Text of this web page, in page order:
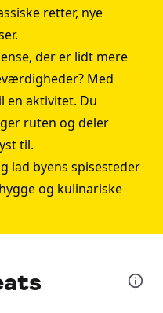
retter, nye
der er lidt mere
Med
en aktivitet. Du
ruten og deler
til.
lad byens spisesteder
og kulinariske